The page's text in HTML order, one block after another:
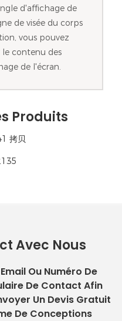
d'affichage de
de visée du corps
vous pouvez
le contenu des
de l'écran.
Produits
Avec Nous
Ou Numéro De
De Contact Afin
Un Devis Gratuit
De Conceptions